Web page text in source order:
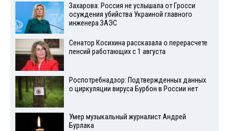
Захарова: Россия не услышала от Гросси
осуждения убийства Украиной главного
инженера ЗАЭС
Сенатор Косихина рассказала о перерасчете
пенсий работающих с 1 августа
Роспотребнадзор: Подтвержденных данных
о циркуляции вируса Бурбон в России нет
Умер музыкальный журналист Андрей
Бурлака